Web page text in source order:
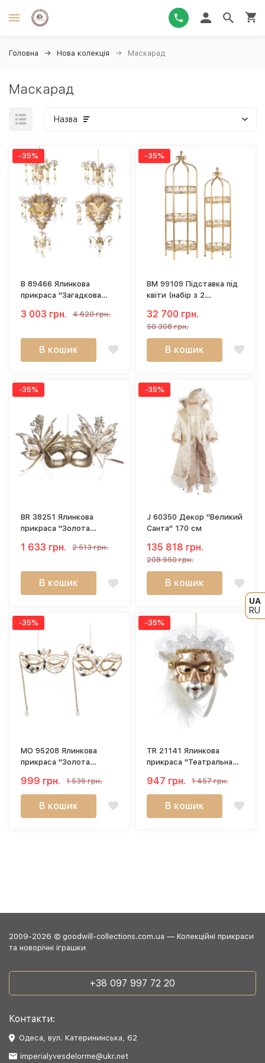
UA
RU
Головна Нова колекція Маскарад
Маскарад
Назва
-35%
B 89466 Ялинкова
прикраса "Загадкова
3 003 грн. 4 620 грн.
В кошик
-35%
BM 99109 Підставка під
квіти (набір з 2
метал, 164 см
32 700 грн.
50 308 грн.
В кошик
-35%
BR 38251 Ялинкова
прикраса "Золота
1 633 грн. 2 513 грн.
В кошик
-35%
J 60350 Декор "Великий
Санта" 170 см
135 818 грн.
208 950 грн.
В кошик
-35%
MO 95208 Ялинкова
прикраса "Золота
999 грн. 1 536 грн.
В кошик
-35%
TR 21141 Ялинкова
прикраса "Театральна
947 грн. 1 457 грн.
В кошик
2009-2026 © goodwill-collections.com.ua — Колекційні прикраси
та новорічні іграшки
+38 097 997 72 20
Контакти:
Одеса, вул. Катерининська, 62
imperialyvesdelorme@ukr.net